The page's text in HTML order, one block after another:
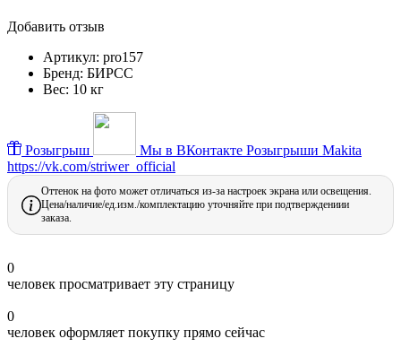
Добавить отзыв
Артикул: pro157
Бренд: БИРСС
Вес: 10 кг
Розыгрыш Мы в ВКонтакте Розыгрыши Makita
https://vk.com/striwer_official
Оттенок на фото может отличаться из-за настроек экрана или освещения.
Цена/наличие/ед.изм./комплектацию уточняйте при подтверждениии
заказа.
0
человек просматривает эту страницу
0
человек оформляет покупку прямо сейчас